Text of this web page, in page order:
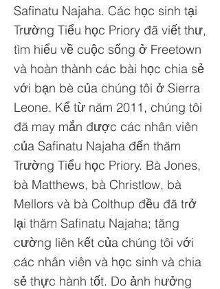
Safinatu Najaha. Các học sinh tại
Trường Tiểu học Priory đã viết thư,
tìm hiểu về cuộc sống ở Freetown
và hoàn thành các bài học chia sẻ
với bạn bè của chúng tôi ở Sierra
Leone. Kể từ năm 2011, chúng tôi
đã may mắn được các nhân viên
của Safinatu Najaha đến thăm
Trường Tiểu học Priory. Bà Jones,
bà Matthews, bà Christlow, bà
Mellors và bà Colthup đều đã trở
lại thăm Safinatu Najaha; tăng
cường liên kết của chúng tôi với
các nhân viên và học sinh và chia
sẻ thực hành tốt. Do ảnh hưởng